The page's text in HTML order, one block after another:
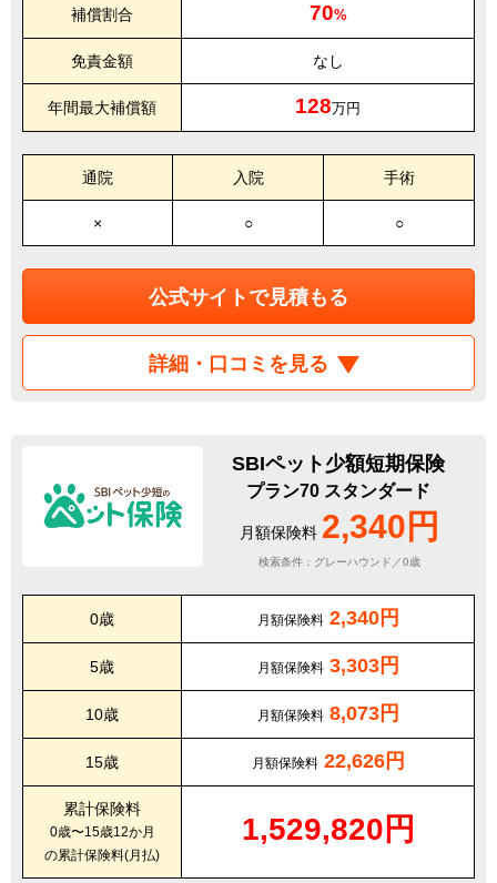
補償割合 70%
免責金額 なし
年間最大補償額 128万円
通院 入院 手術
× ○ ○
公式サイトで見積もる
詳細・口コミを見る
SBIペット少額短期保険
プラン70 スタンダード
月額保険料 2,340円
検索条件：グレーハウンド／0歳
0歳 月額保険料 2,340円
5歳 月額保険料 3,303円
10歳 月額保険料 8,073円
15歳 月額保険料 22,626円
累計保険料
0歳〜15歳12か月
の累計保険料(月払)
1,529,820円